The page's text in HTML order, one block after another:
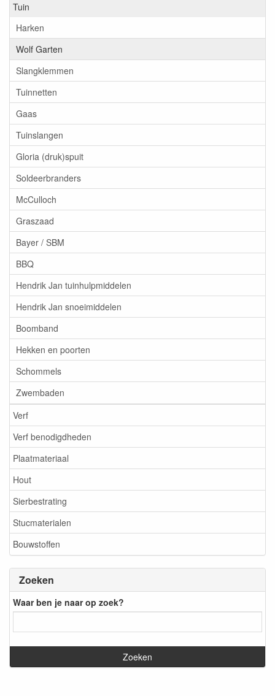
Tuin
Harken
Wolf Garten
Slangklemmen
Tuinnetten
Gaas
Tuinslangen
Gloria (druk)spuit
Soldeerbranders
McCulloch
Graszaad
Bayer / SBM
BBQ
Hendrik Jan tuinhulpmiddelen
Hendrik Jan snoeimiddelen
Boomband
Hekken en poorten
Schommels
Zwembaden
Verf
Verf benodigdheden
Plaatmateriaal
Hout
Sierbestrating
Stucmaterialen
Bouwstoffen
Zoeken
Waar ben je naar op zoek?